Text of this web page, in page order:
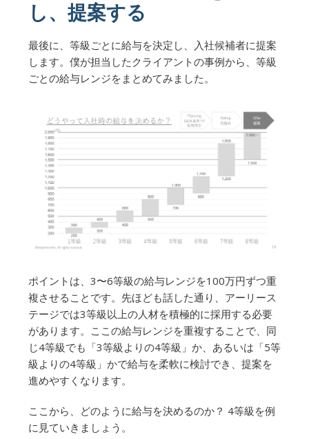
し、提案する
最後に、等級ごとに給与を決定し、入社候補者に提案
します。僕が担当したクライアントの事例から、等級
ごとの給与レンジをまとめてみました。
ポイントは、3〜6等級の給与レンジを100万円ずつ重
複させることです。先ほども話した通り、アーリース
テージでは3等級以上の人材を積極的に採用する必要
があります。ここの給与レンジを重複することで、同
じ4等級でも「3等級よりの4等級」か、あるいは「5等
級よりの4等級」かで給与を柔軟に検討でき、提案を
進めやすくなります。
ここから、どのように給与を決めるのか？ 4等級を例
に見ていきましょう。